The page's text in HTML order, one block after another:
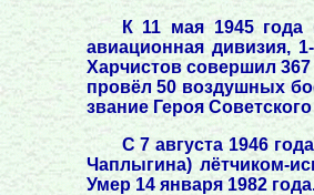
К 11 мая 1945 года
авиационная дивизия,
Харчистов совершил
провёл 50 воздушных
звание Героя
С 7 августа 1946
Чаплыгина) лётчиком-
Умер 14 января 1982